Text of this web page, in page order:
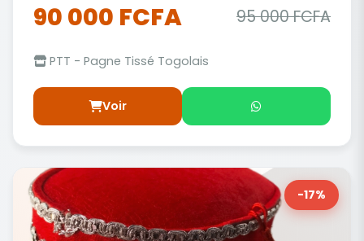
90 000 FCFA 95 000 FCFA
PTT - Pagne Tissé Togolais
Voir
-17%